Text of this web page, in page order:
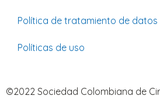
Política de tratamiento de datos
Políticas de uso
©2022 Sociedad Colombiana de